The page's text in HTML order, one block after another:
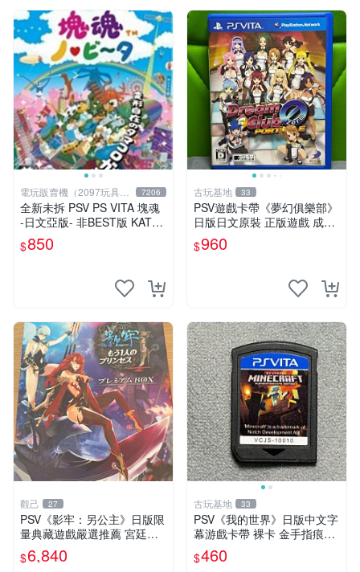
電玩販賣機（2097玩具公
仔舖
7206
全新未拆 PSV PS VITA 塊魂
-日文亞版- 非BEST版 KATA
MARI
$850
古玩基地 33
PSV遊戲卡帶《夢幻俱樂部》
日版日文原裝 正版遊戲 成色
如圖實況保真 PSV遊戲 日版
PS 測試無誤 美品保證
$960
觀己 27
PSV《影牢：另公主》日版限
量典藏遊戲嚴選推薦 宮廷風
采 電玩收藏 神話冒險
$6,840
古玩基地 33
PSV《我的世界》日版中文字
幕游戲卡帶 裸卡 金手指痕跡
實測正常 索尼專用 卡帶遊戲
我的世界 PSV 日文 中文字幕
$460